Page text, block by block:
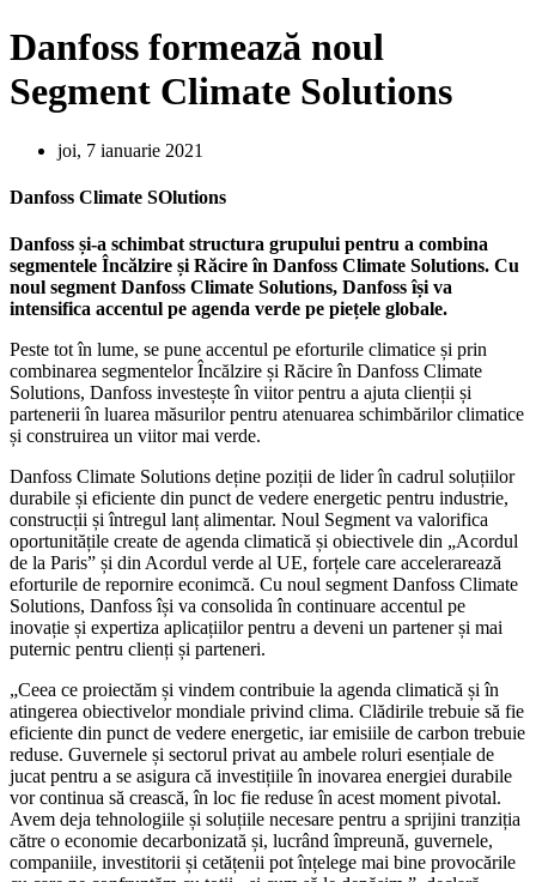
Danfoss formează noul
Segment Climate Solutions
joi, 7 ianuarie 2021
Danfoss Climate SOlutions
Danfoss și-a schimbat structura grupului pentru a combina
segmentele Încălzire și Răcire în Danfoss Climate Solutions. Cu
noul segment Danfoss Climate Solutions, Danfoss își va
intensifica accentul pe agenda verde pe piețele globale.
Peste tot în lume, se pune accentul pe eforturile climatice și prin
combinarea segmentelor Încălzire și Răcire în Danfoss Climate
Solutions, Danfoss investește în viitor pentru a ajuta clienții și
partenerii în luarea măsurilor pentru atenuarea schimbărilor climatice
și construirea un viitor mai verde.
Danfoss Climate Solutions deține poziții de lider în cadrul soluțiilor
durabile și eficiente din punct de vedere energetic pentru industrie,
construcții și întregul lanț alimentar. Noul Segment va valorifica
oportunitățile create de agenda climatică și obiectivele din „Acordul
de la Paris” și din Acordul verde al UE, forțele care accelerarează
eforturile de repornire econimcă. Cu noul segment Danfoss Climate
Solutions, Danfoss își va consolida în continuare accentul pe
inovație și expertiza aplicațiilor pentru a deveni un partener și mai
puternic pentru clienți și parteneri.
„Ceea ce proiectăm și vindem contribuie la agenda climatică și în
atingerea obiectivelor mondiale privind clima. Clădirile trebuie să fie
eficiente din punct de vedere energetic, iar emisiile de carbon trebuie
reduse. Guvernele și sectorul privat au ambele roluri esențiale de
jucat pentru a se asigura că investițiile în inovarea energiei durabile
vor continua să crească, în loc fie reduse în acest moment pivotal.
Avem deja tehnologiile și soluțiile necesare pentru a sprijini tranziția
către o economie decarbonizată și, lucrând împreună, guvernele,
companiile, investitorii și cetățenii pot înțelege mai bine provocările